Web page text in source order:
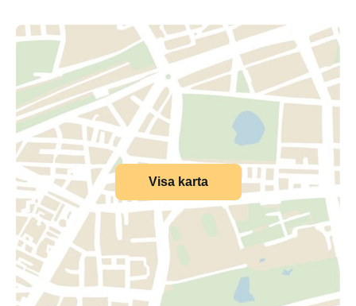
Visa karta